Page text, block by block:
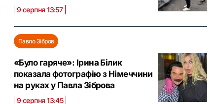
9 серпня 13:57
Павло Зібров
«Було гаряче»: Ірина Білик
показала фотографію з Німеччини
на руках у Павла Зіброва
9 серпня 13:45